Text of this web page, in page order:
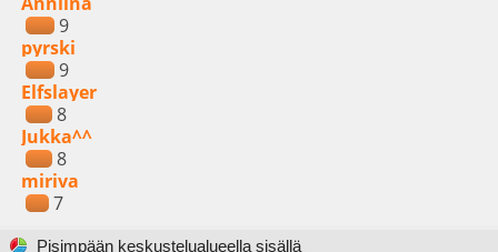
9
pyrski
9
Elfslayer
8
Jukka^^
8
miriva
7
Pisimpään keskustelualueella sisällä